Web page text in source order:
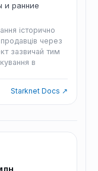
и ранние
історично
через
зазвичай тим
в
Starknet Docs ↗